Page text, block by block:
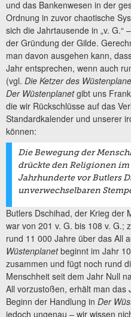
und das Bankenwesen in der
Ordnung in zuvor chaotische
sich die Jahrtausende in „v. G.“
der Gründung der Gilde.
man davon ausgehen kann,
Jahr entsprechen, wenn auch
(vgl. Die Ketzer des
Der Wüstenplanetgibt uns
die wir Rückschlüsse auf das
Standardkalender und unserer
können:
Die Bewegung der
drückte den Religionen
Jahrhunderte vor Butlers
unverwechselbaren
Butlers Dschihad, der Krieg der
war von 201 v. G. bis 108 v. G.;
rund 11 000 Jahre über das All
Wüstenplanetbeginnt im Jahr
zusammen und fügt noch rund
Menschheit seit dem Jahr Null
All vorzustoßen, erhält man das
Beginn der Handlung in Der
jedoch ungenau – wir wissen